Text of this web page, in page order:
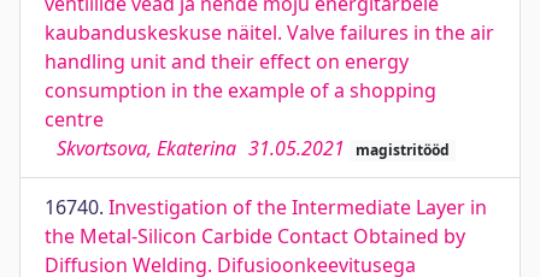
kaubanduskeskuse näitel. Valve failures in the air
handling unit and their effect on energy
consumption in the example of a shopping
centre
Skvortsova, Ekaterina 31.05.2021 magistritööd
16740. Investigation of the Intermediate Layer in
the Metal-Silicon Carbide Contact Obtained by
Diffusion Welding. Difusioonkeevitusega